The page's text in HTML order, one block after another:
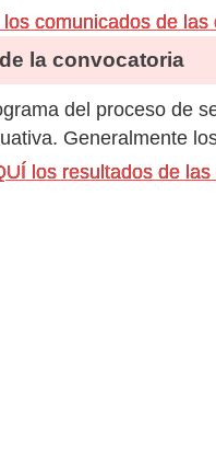
comunicados de
la convocatoria
del proceso de
Generalmente
los resultados de